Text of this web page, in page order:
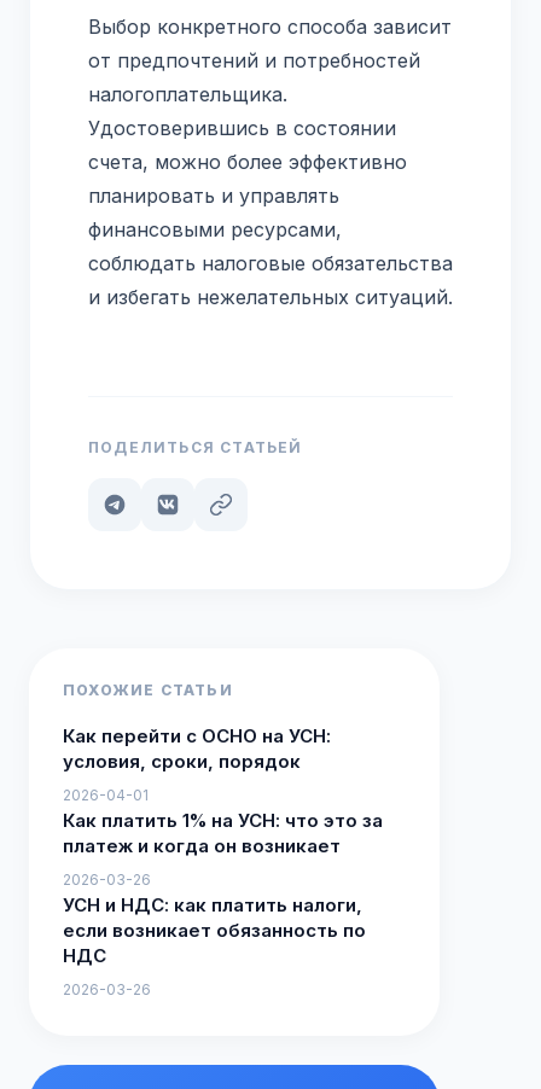
Выбор конкретного способа зависит
от предпочтений и потребностей
налогоплательщика.
Удостоверившись в состоянии
счета, можно более эффективно
планировать и управлять
финансовыми ресурсами,
соблюдать налоговые обязательства
и избегать нежелательных ситуаций.
ПОДЕЛИТЬСЯ СТАТЬЕЙ
ПОХОЖИЕ СТАТЬИ
Как перейти с ОСНО на УСН:
условия, сроки, порядок
2026-04-01
Как платить 1% на УСН: что это за
платеж и когда он возникает
2026-03-26
УСН и НДС: как платить налоги,
если возникает обязанность по
НДС
2026-03-26